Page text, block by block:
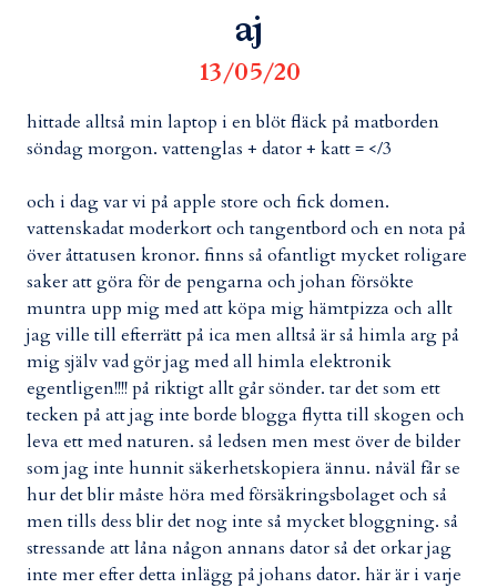
aj
13/05/20
hittade alltså min laptop i en blöt fläck på matborden
söndag morgon. vattenglas + dator + katt = </3
och i dag var vi på apple store och fick domen.
vattenskadat moderkort och tangentbord och en nota på
över åttatusen kronor. finns så ofantligt mycket roligare
saker att göra för de pengarna och johan försökte
muntra upp mig med att köpa mig hämtpizza och allt
jag ville till efterrätt på ica men alltså är så himla arg på
mig själv vad gör jag med all himla elektronik
egentligen!!!! på riktigt allt går sönder. tar det som ett
tecken på att jag inte borde blogga flytta till skogen och
leva ett med naturen. så ledsen men mest över de bilder
som jag inte hunnit säkerhetskopiera ännu. nåväl får se
hur det blir måste höra med försäkringsbolaget och så
men tills dess blir det nog inte så mycket bloggning. så
stressande att låna någon annans dator så det orkar jag
inte mer efter detta inlägg på johans dator. här är i varje